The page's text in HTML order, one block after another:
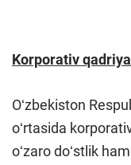
Korporativ
Oʻzbekiston
oʻrtasida
oʻzaro doʻstlik